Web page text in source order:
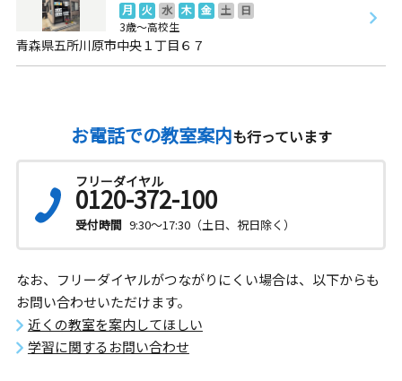
月 火 水 木 金 土
日
3歳～高校生
青森県五所川原市中央１丁目６７
お電話での教室案内も行っています
フリーダイヤル
0120-372-100
受付時間 9:30～17:30（土日、祝日除く）
なお、フリーダイヤルがつながりにくい場合は、以下からも
お問い合わせいただけます。
近くの教室を案内してほしい
学習に関するお問い合わせ